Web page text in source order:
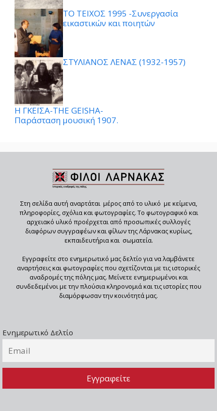
ΤΟ ΤΕΙΧΟΣ 1995 -Συνεργασία
εικαστικών και ποιητών
ΣΤΥΛΙΑΝΟΣ ΛΕΝΑΣ (1932-1957)
Η ΓΚΕΪΣΑ-THE GEISHA-
Παράσταση μουσική 1907.
Στη σελίδα αυτή αναρτάται μέρος από το υλικό με κείμενα,
πληροφορίες, σχόλια και φωτογραφίες. Το φωτογραφικό και
αρχειακό υλικό προέρχεται από προσωπικές συλλογές
διαφόρων συγγραφέων και φίλων της Λάρνακας κυρίως,
εκπαιδευτήρια και σωματεία.
Εγγραφείτε στο ενημερωτικό μας δελτίο για να λαμβάνετε
αναρτήσεις και φωτογραφίες που σχετίζονται με τις ιστορικές
αναδρομές της πόλης μας. Μείνετε ενημερωμένοι και
συνδεδεμένοι με την πλούσια κληρονομιά και τις ιστορίες που
διαμόρφωσαν την κοινότητά μας.
Ενημερωτικό Δελτίο